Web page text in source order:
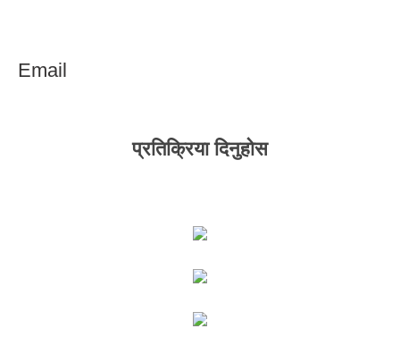
Email
प्रतिक्रिया दिनुहोस